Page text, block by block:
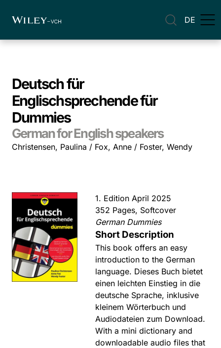
DE
Deutsch für
Englischsprechende für
Dummies
German for English speakers
Christensen, Paulina / Fox, Anne / Foster, Wendy
1. Edition April 2025
352 Pages, Softcover
German Dummies
Short Description
This book offers an easy
introduction to the German
language. Dieses Buch bietet
einen leichten Einstieg in die
deutsche Sprache, inklusive
kleinem Wörterbuch und
Audiodateien zum Download.
With a mini dictionary and
downloadable audio files that